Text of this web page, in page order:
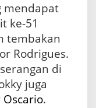
mendapat
ke-51
tembakan
Rodrigues.
di
juga
Oscario.